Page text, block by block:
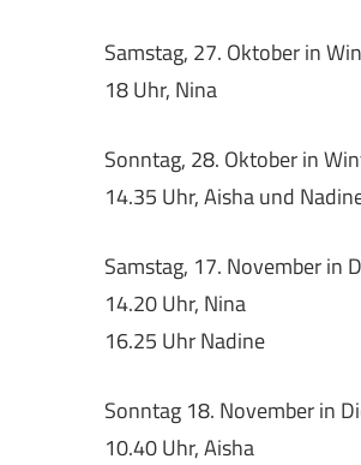
Samstag, 27. Oktober in
18 Uhr, Nina
Sonntag, 28. Oktober in
14.35 Uhr, Aisha und
Samstag, 17. November in
14.20 Uhr, Nina
16.25 Uhr Nadine
Sonntag 18. November in
10.40 Uhr, Aisha